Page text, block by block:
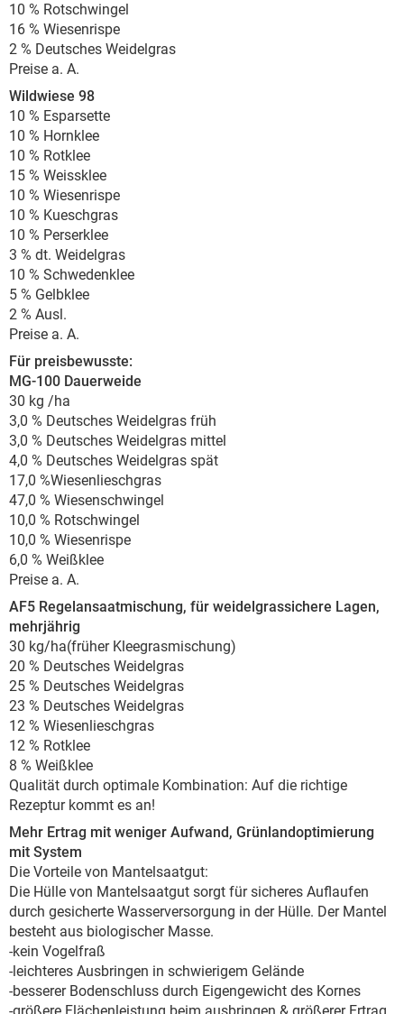
10 % Rotschwingel
16 % Wiesenrispe
2 % Deutsches Weidelgras
Preise a. A.
Wildwiese 98
10 % Esparsette
10 % Hornklee
10 % Rotklee
15 % Weissklee
10 % Wiesenrispe
10 % Kueschgras
10 % Perserklee
3 % dt. Weidelgras
10 % Schwedenklee
5 % Gelbklee
2 % Ausl.
Preise a. A.
Für preisbewusste:
MG-100 Dauerweide
30 kg /ha
3,0 % Deutsches Weidelgras früh
3,0 % Deutsches Weidelgras mittel
4,0 % Deutsches Weidelgras spät
17,0 %Wiesenlieschgras
47,0 % Wiesenschwingel
10,0 % Rotschwingel
10,0 % Wiesenrispe
6,0 % Weißklee
Preise a. A.
AF5 Regelansaatmischung, für weidelgrassichere Lagen,
mehrjährig
30 kg/ha(früher Kleegrasmischung)
20 % Deutsches Weidelgras
25 % Deutsches Weidelgras
23 % Deutsches Weidelgras
12 % Wiesenlieschgras
12 % Rotklee
8 % Weißklee
Qualität durch optimale Kombination: Auf die richtige
Rezeptur kommt es an!
Mehr Ertrag mit weniger Aufwand, Grünlandoptimierung
mit System
Die Vorteile von Mantelsaatgut:
Die Hülle von Mantelsaatgut sorgt für sicheres Auflaufen
durch gesicherte Wasserversorgung in der Hülle. Der Mantel
besteht aus biologischer Masse.
-kein Vogelfraß
-leichteres Ausbringen in schwierigem Gelände
-besserer Bodenschluss durch Eigengewicht des Kornes